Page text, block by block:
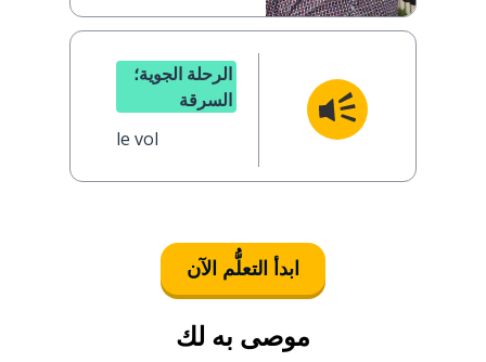
الرحلة الجوية؛
السرقة
le vol
ابدأ التعلُّم الآن
موصى به لك